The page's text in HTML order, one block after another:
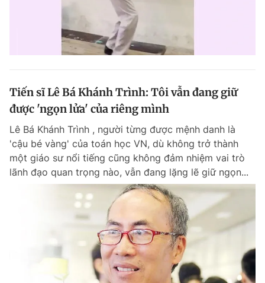
Tiến sĩ Lê Bá Khánh Trình: Tôi vẫn đang giữ
được 'ngọn lửa' của riêng mình
Lê Bá Khánh Trình , người từng được mệnh danh là
'cậu bé vàng' của toán học VN, dù không trở thành
một giáo sư nổi tiếng cũng không đảm nhiệm vai trò
lãnh đạo quan trọng nào, vẫn đang lặng lẽ giữ ngọn...